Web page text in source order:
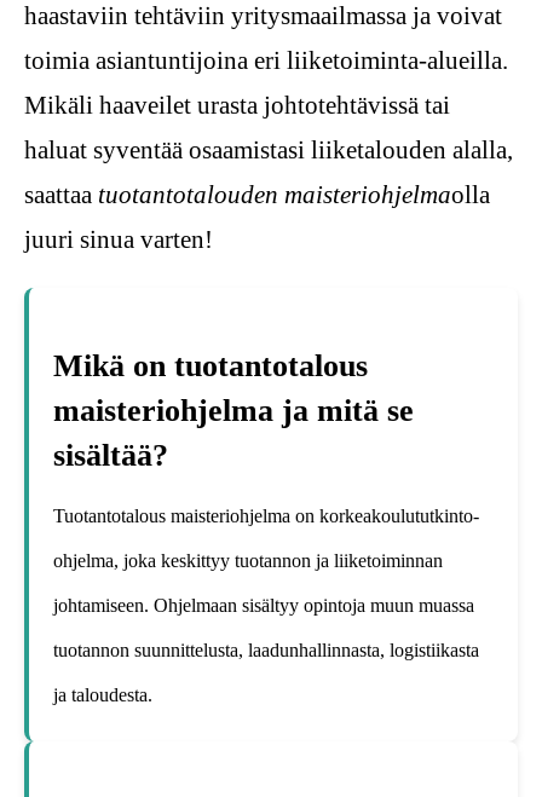
haastaviin tehtäviin yritysmaailmassa ja voivat
toimia asiantuntijoina eri liiketoiminta-alueilla.
Mikäli haaveilet urasta johtotehtävissä tai
haluat syventää osaamistasi liiketalouden alalla,
saattaa tuotantotalouden maisteriohjelmaolla
juuri sinua varten!
Mikä on tuotantotalous
maisteriohjelma ja mitä se
sisältää?
Tuotantotalous maisteriohjelma on korkeakoulututkinto-
ohjelma, joka keskittyy tuotannon ja liiketoiminnan
johtamiseen. Ohjelmaan sisältyy opintoja muun muassa
tuotannon suunnittelusta, laadunhallinnasta, logistiikasta
ja taloudesta.